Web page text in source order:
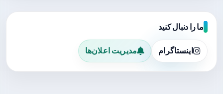
ما را دنبال کنید
اینستاگرام مدیریت اعلان‌ها